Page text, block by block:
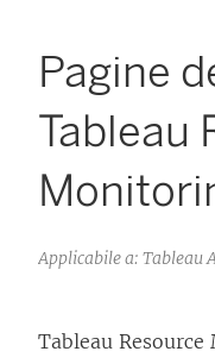
Pagine
Tableau
Applicabile a: Tableau
Tableau